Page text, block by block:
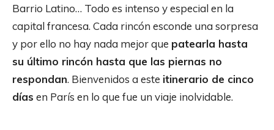
Barrio Latino… Todo es intenso y especial en la
capital francesa. Cada rincón esconde una sorpresa
y por ello no hay nada mejor que patearla hasta
su último rincón hasta que las piernas no
respondan. Bienvenidos a este itinerario de cinco
días en París en lo que fue un viaje inolvidable.